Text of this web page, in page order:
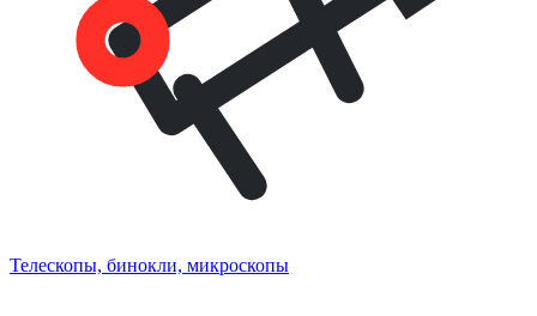
Телескопы, бинокли, микроскопы